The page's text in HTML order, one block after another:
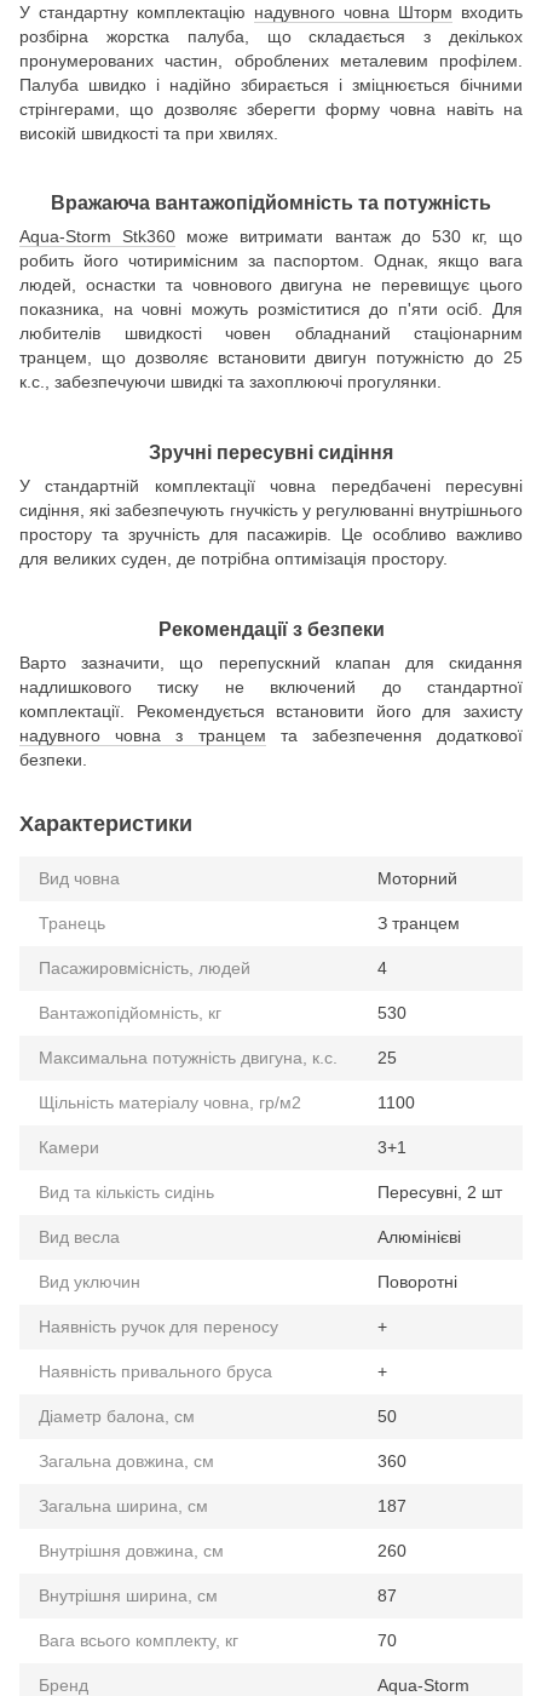
У стандартну комплектацію надувного човна Шторм входить
розбірна жорстка палуба, що складається з декількох
пронумерованих частин, оброблених металевим профілем.
Палуба швидко і надійно збирається і зміцнюється бічними
стрінгерами, що дозволяє зберегти форму човна навіть на
високій швидкості та при хвилях.
Вражаюча вантажопідйомність та потужність
Aqua-Storm Stk360 може витримати вантаж до 530 кг, що
робить його чотиримісним за паспортом. Однак, якщо вага
людей, оснастки та човнового двигуна не перевищує цього
показника, на човні можуть розміститися до п'яти осіб. Для
любителів швидкості човен обладнаний стаціонарним
транцем, що дозволяє встановити двигун потужністю до 25
к.с., забезпечуючи швидкі та захоплюючі прогулянки.
Зручні пересувні сидіння
У стандартній комплектації човна передбачені пересувні
сидіння, які забезпечують гнучкість у регулюванні внутрішнього
простору та зручність для пасажирів. Це особливо важливо
для великих суден, де потрібна оптимізація простору.
Рекомендації з безпеки
Варто зазначити, що перепускний клапан для скидання
надлишкового тиску не включений до стандартної
комплектації. Рекомендується встановити його для захисту
надувного човна з транцем та забезпечення додаткової
безпеки.
Характеристики
Вид човна Моторний
Транець З транцем
Пасажировмісність, людей 4
Вантажопідйомність, кг 530
Максимальна потужність двигуна, к.с. 25
Щільність матеріалу човна, гр/м2 1100
Камери 3+1
Вид та кількість сидінь Пересувні, 2 шт
Вид весла Алюмінієві
Вид уключин Поворотні
Наявність ручок для переносу +
Наявність привального бруса +
Діаметр балона, см 50
Загальна довжина, см 360
Загальна ширина, см 187
Внутрішня довжина, см 260
Внутрішня ширина, см 87
Вага всього комплекту, кг 70
Бренд Aqua-Storm